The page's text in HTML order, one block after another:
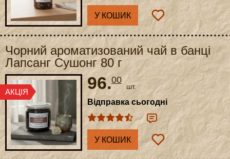
У КОШИК
Чорний ароматизований чай в банці
Лапсанг Сушонг 80 г
96.00
шт.
Відправка сьогодні
У КОШИК